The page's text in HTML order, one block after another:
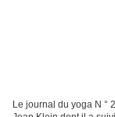
Le journal du yoga N °